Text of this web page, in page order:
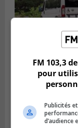
VIEUX-LONGUEUIL
Publié le 31 juillet
Le RTL
FM 103,3
pour
Publicités
d’audience